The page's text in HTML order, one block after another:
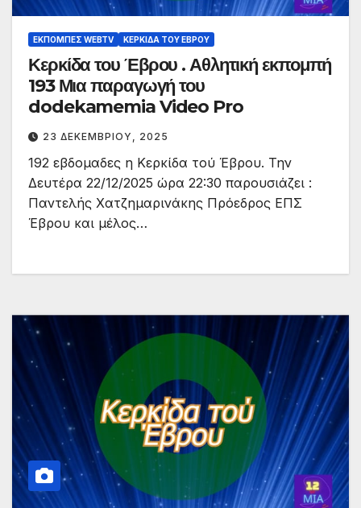
ΕΚΠΟΜΠΈΣ WEBTV ΚΕΡΚΊΔΑ ΤΟΥ ΈΒΡΟΥ
Κερκίδα του Έβρου . Αθλητική εκπομπή
193 Μια παραγωγή του
dodekamemia Video Pro
23 ΔΕΚΕΜΒΡΊΟΥ, 2025
192 εβδομαδες η Κερκίδα τού Έβρου. Την
Δευτέρα 22/12/2025 ώρα 22:30 παρουσιάζει :
Παντελής Χατζημαρινάκης Πρόεδρος ΕΠΣ
Έβρου και μέλος…